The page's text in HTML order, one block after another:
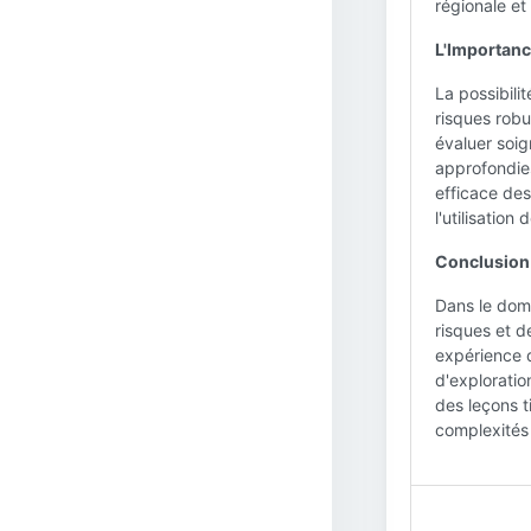
régionale
La
risques
évaluer
efficace
l'utilisation
Conclusion
Dans le
risques et
expérience
des leçons